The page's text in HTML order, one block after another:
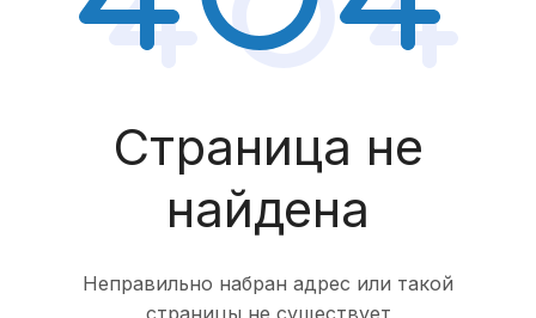
Страница не
найдена
Неправильно набран адрес или такой
страницы не существует